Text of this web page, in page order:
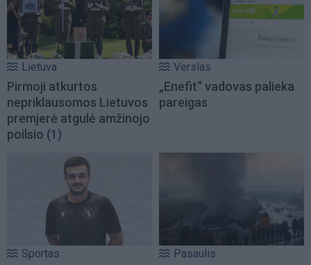
Lietuva
Pirmoji atkurtos
nepriklausomos Lietuvos
premjerė atgulė amžinojo
poilsio (1)
Verslas
„Enefit“ vadovas palieka
pareigas
Sportas Pasaulis